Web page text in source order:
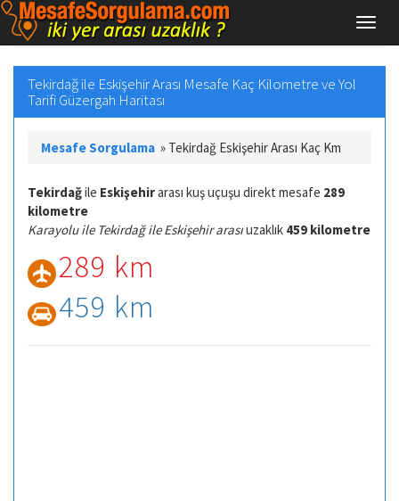
Tekirdağ ile Eskişehir Arası Mesafe Kaç Kilometre ve Yol
Tarifi Güzergah Haritası
Mesafe Sorgulama » Tekirdağ Eskişehir Arası Kaç Km
Tekirdağile Eskişehirarası kuş uçuşu direkt mesafe 289
kilometre
Karayolu ile Tekirdağ ile Eskişehir arasıuzaklık 459 kilometre
289 km
459 km